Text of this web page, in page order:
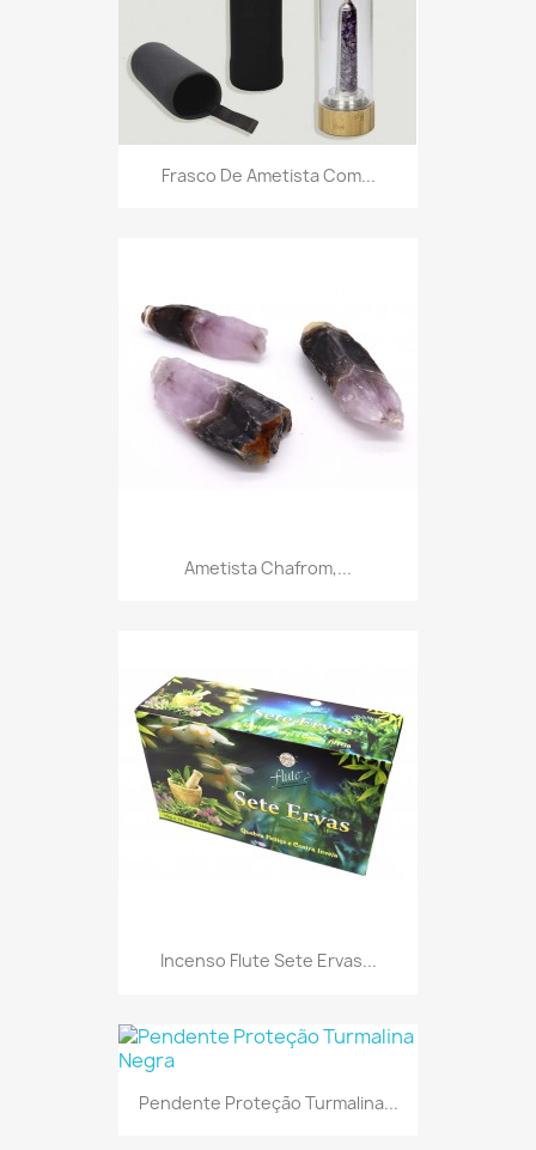
Frasco De Ametista Com...
Ametista Chafrom,...
Incenso Flute Sete Ervas...
Pendente Proteção Turmalina...